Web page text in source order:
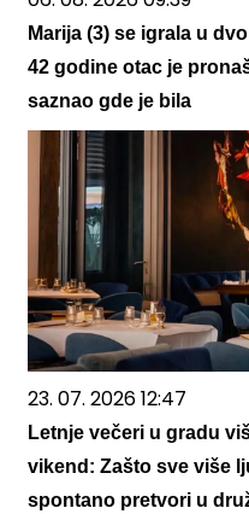
Marija (3) se igrala u
42 godine otac je
saznao gde je bila
23. 07. 2026 12:47
Letnje večeri u gradu
vikend: Zašto sve više
spontano pretvori u